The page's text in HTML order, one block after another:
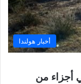
أخبار هولندا
أجزاء من